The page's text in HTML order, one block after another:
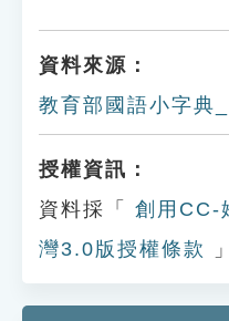
資料來源：
教育部國語小字典_
授權資訊：
資料採「
創用CC-
灣3.0版授權條款